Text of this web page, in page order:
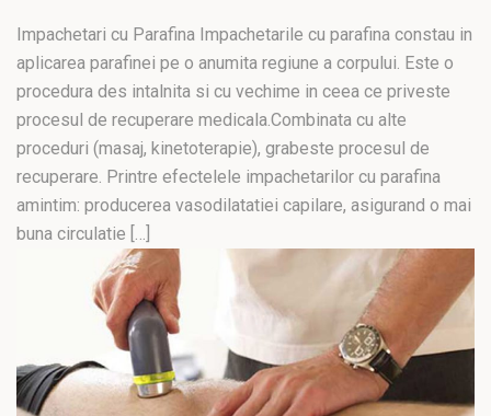
Impachetari cu Parafina Impachetarile cu parafina constau in
aplicarea parafinei pe o anumita regiune a corpului. Este o
procedura des intalnita si cu vechime in ceea ce priveste
procesul de recuperare medicala.Combinata cu alte
proceduri (masaj, kinetoterapie), grabeste procesul de
recuperare. Printre efectelele impachetarilor cu parafina
amintim: producerea vasodilatatiei capilare, asigurand o mai
buna circulatie […]